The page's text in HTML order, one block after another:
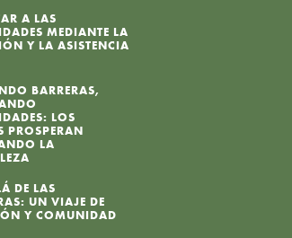
A LAS
MEDIANTE LA
Y LA ASISTENCIA
BARRERAS,
LOS
PROSPERAN
LA
DE LAS
UN VIAJE DE
Y COMUNIDAD